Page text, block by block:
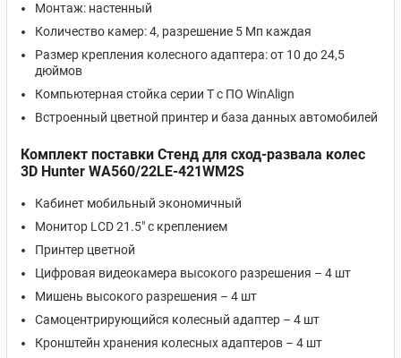
Монтаж: настенный
Количество камер: 4, разрешение 5 Мп каждая
Размер крепления колесного адаптера: от 10 до 24,5
дюймов
Компьютерная стойка серии Т с ПО WinAlign
Встроенный цветной принтер и база данных автомобилей
Комплект поставки Стенд для сход-развала колес
3D Hunter WA560/22LE-421WM2S
Кабинет мобильный экономичный
Монитор LCD 21.5" с креплением
Принтер цветной
Цифровая видеокамера высокого разрешения – 4 шт
Мишень высокого разрешения – 4 шт
Самоцентрирующийся колесный адаптер – 4 шт
Кронштейн хранения колесных адаптеров – 4 шт